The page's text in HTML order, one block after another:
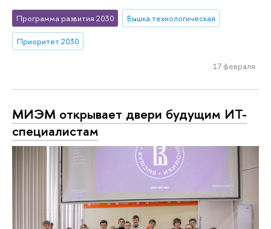
Программа развития 2030 Вышка технологическая
Приоритет 2030
17 февраля
МИЭМ открывает двери будущим ИТ-
специалистам